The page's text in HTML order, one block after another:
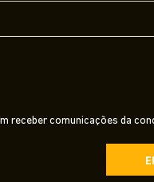
receber comunicações da